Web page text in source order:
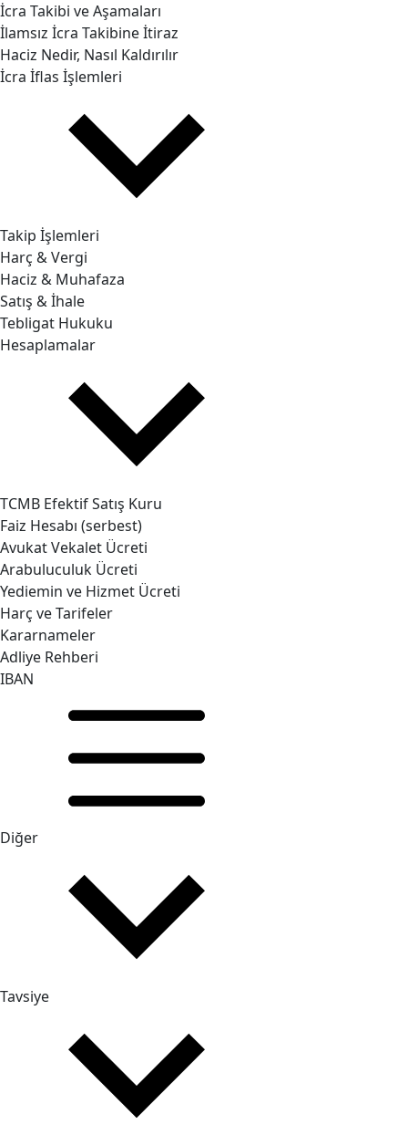
İcra Takibi ve Aşamaları
İlamsız İcra Takibine İtiraz
Haciz Nedir, Nasıl Kaldırılır
İcra İflas İşlemleri
Takip İşlemleri
Harç & Vergi
Haciz & Muhafaza
Satış & İhale
Tebligat Hukuku
Hesaplamalar
TCMB Efektif Satış Kuru
Faiz Hesabı (serbest)
Avukat Vekalet Ücreti
Arabuluculuk Ücreti
Yediemin ve Hizmet Ücreti
Harç ve Tarifeler
Kararnameler
Adliye Rehberi
IBAN
Diğer
Tavsiye